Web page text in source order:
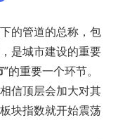
的管道的总称，包
是城市建设的重要
”的重要一个环节。
信顶层会加大对其
块指数就开始震荡